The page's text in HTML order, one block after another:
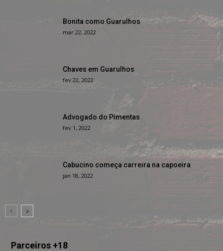
Bonita como Guarulhos
mar 22, 2022
Chaves em Guarulhos
fev 22, 2022
Advogado do Pimentas
fev 1, 2022
Cabucino começa carreira na capoeira
jan 18, 2022
Parceiros +18